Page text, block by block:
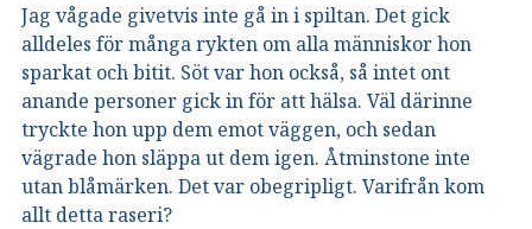
Jag vågade givetvis inte gå in i spiltan. Det gick
alldeles för många rykten om alla människor hon
sparkat och bitit. Söt var hon också, så intet ont
anande personer gick in för att hälsa. Väl därinne
tryckte hon upp dem emot väggen, och sedan
vägrade hon släppa ut dem igen. Åtminstone inte
utan blåmärken. Det var obegripligt. Varifrån kom
allt detta raseri?